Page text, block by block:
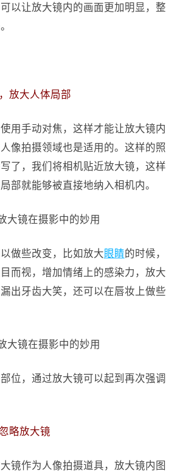
以让放大镜内的画面更加明显，整
放大人体局部
用手动对焦，这样才能让放大镜内
像拍摄领域也是适用的。这样的照
了，我们将相机贴近放大镜，这样
部就能够被直接地纳入相机内。
做些改变，比如放大眼睛的时候，
而视，增加情绪上的感染力，放大
出牙齿大笑，还可以在唇妆上做些
位，通过放大镜可以起到再次强调
略放大镜
镜作为人像拍摄道具，放大镜内图